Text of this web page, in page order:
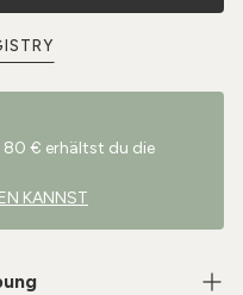
80 € erhältst du die
KANNST